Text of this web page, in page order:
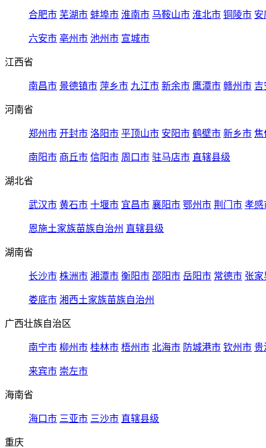
合肥市 芜湖市 蚌埠市 淮南市 马鞍山市 淮北市 铜陵市 安
六安市 亳州市 池州市 宣城市
江西省
南昌市 景德镇市 萍乡市 九江市 新余市 鹰潭市 赣州市 吉
河南省
郑州市 开封市 洛阳市 平顶山市 安阳市 鹤壁市 新乡市 焦
南阳市 商丘市 信阳市 周口市 驻马店市 直辖县级
湖北省
武汉市 黄石市 十堰市 宜昌市 襄阳市 鄂州市 荆门市 孝感
恩施土家族苗族自治州 直辖县级
湖南省
长沙市 株洲市 湘潭市 衡阳市 邵阳市 岳阳市 常德市 张家
娄底市 湘西土家族苗族自治州
广西壮族自治区
南宁市 柳州市 桂林市 梧州市 北海市 防城港市 钦州市 贵
来宾市 崇左市
海南省
海口市 三亚市 三沙市 直辖县级
重庆